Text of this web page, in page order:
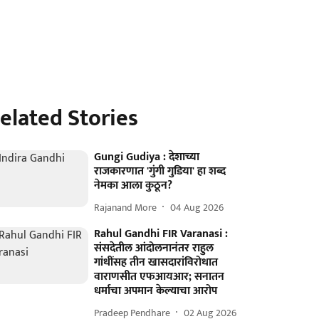
Stories
Gungi Gudiya : देशाच्या
राजकारणात 'गुंगी गुडिया' हा शब्द
नेमका आला कुठून?
Rajanand More 04 Aug 2026
Rahul Gandhi FIR Varanasi :
संसदेतील आंदोलनानंतर राहुल
गांधींसह तीन खासदारांविरोधात
वाराणसीत एफआयआर; सनातन
धर्माचा अपमान केल्याचा आरोप
Pradeep Pendhare 02 Aug 2026